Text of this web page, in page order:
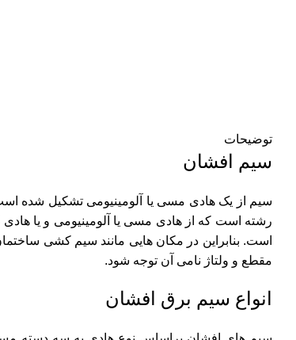
توضیحات
سیم افشان
سیم از یک هادی مسی یا آلومینیومی تشکیل شده
رشته است که از هادی مسی یا آلومینیومی و یا
مقطع و ولتاژ نامی آن توجه شود.
انواع سیم برق افشان